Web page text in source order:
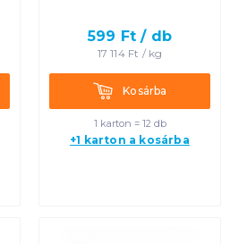
599 Ft / db
17 114Ft / kg
KosárbaKosárba
1 karton = 12 db
+1 karton a kosárba